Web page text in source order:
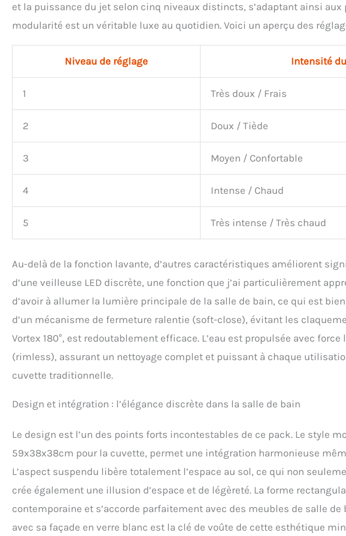
et la puissance du jet selon cinq niveaux distincts, s’adaptant ainsi
modularité est un véritable luxe au quotidien. Voici un aperçu des
Niveau de réglage Intensité
1 Très doux / Frais
2 Doux / Tiède
3 Moyen / Confortable
4 Intense / Chaud
5 Très intense / Très chaud
Au-delà de la fonction lavante, d’autres caractéristiques améliorent
d’une veilleuse LED discrète, une fonction que j’ai particulièrement
d’avoir à allumer la lumière principale de la salle de bain, ce qui est
d’un mécanisme de fermeture ralentie (soft-close), évitant les
Vortex 180°, est redoutablement efficace. L’eau est propulsée avec
(rimless), assurant un nettoyage complet et puissant à chaque
cuvette traditionnelle.
Design et intégration : l’élégance discrète dans la salle de bain
Le design est l’un des points forts incontestables de ce pack. Le style
59x38x38cm pour la cuvette, permet une intégration harmonieuse
L’aspect suspendu libère totalement l’espace au sol, ce qui non
crée également une illusion d’espace et de légèreté. La forme
contemporaine et s’accorde parfaitement avec des meubles de salle
avec sa façade en verre blanc est la clé de voûte de cette esthétique